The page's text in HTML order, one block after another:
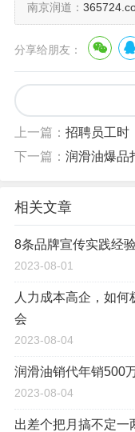
南京润道：
分享给朋友：
上一篇： 招聘员工时
下一篇： 润滑油爆品
相关文章
8条品牌宣传实践经
2023-08-01
人力成本高企，如
会
2023-08-04
润滑油销代年销500
2023-08-04
出差个把月搞不定一